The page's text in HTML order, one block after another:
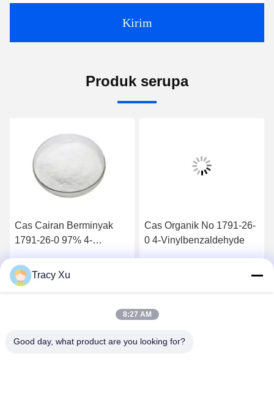
Kirim
Produk serupa
Cas Cairan Berminyak
1791-26-0 97% 4-
Cas Organik No 1791-26-
0 4-Vinylbenzaldehyde
Tracy Xu
8:27 AM
Good day, what product are you looking for?